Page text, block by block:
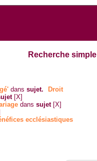
Recherche simple
danssujet.
Droit
[X]
danssujet [X]
ecclésiastiques